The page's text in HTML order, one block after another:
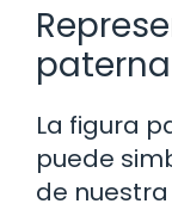
paterna
La figura
puede
de nuestra